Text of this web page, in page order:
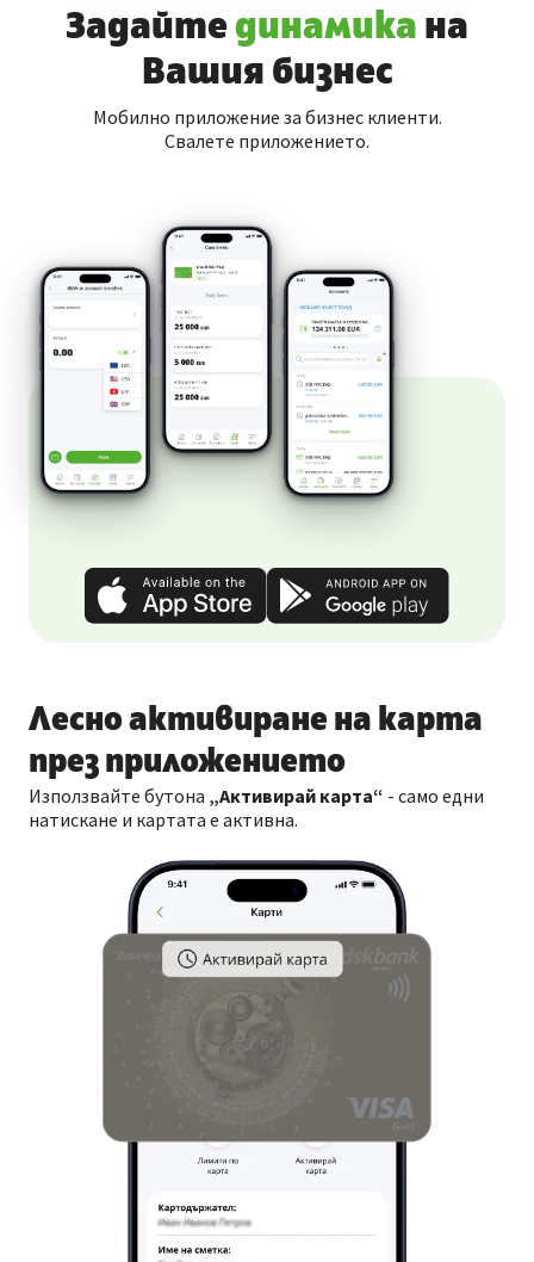
Задайтединамика на
Вашия бизнес
Мобилно приложение за бизнес клиенти.
Свалете приложението.
Лесноактивиране на карта
през приложението
Използвайте бутона „Активирай карта“ - само едни
натискане и картата е активна.